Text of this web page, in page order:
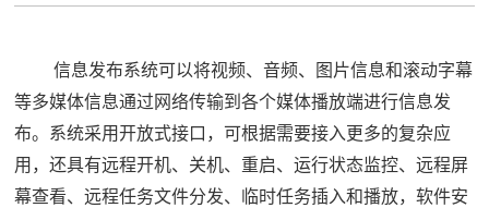
信息发布系统可以将视频、音频、图片信息和滚动字幕
等多媒体信息通过网络传输到各个媒体播放端进行信息发
布。系统采用开放式接口，可根据需要接入更多的复杂应
用，还具有远程开机、关机、重启、运行状态监控、远程屏
幕查看、远程任务文件分发、临时任务插入和播放，软件安